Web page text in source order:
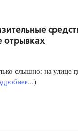
отрывках
слышно: на улице
)